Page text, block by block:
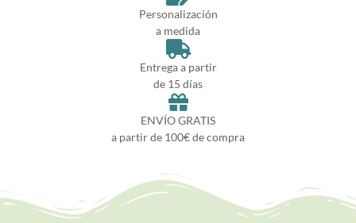
Personalización
a medida
Entrega a partir
de 15 días
ENVÍO GRATIS
a partir de 100€ de compra